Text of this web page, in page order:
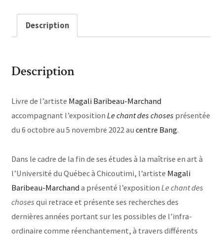
Description
Description
Livre de l’artiste Magali Baribeau-Marchand
accompagnant l’expositionLe chant des choses présentée
du 6 octobre au 5 novembre 2022 aucentre Bang.
Dans le cadre de la fin de ses études à la maîtrise en art à
l’Université du Québec à Chicoutimi, l’artiste Magali
Baribeau-Marchanda présenté l’expositionLe chant des
chosesqui retrace et présente ses recherches des
dernières années portant sur les possibles de l’infra-
ordinaire comme réenchantement, à travers différents